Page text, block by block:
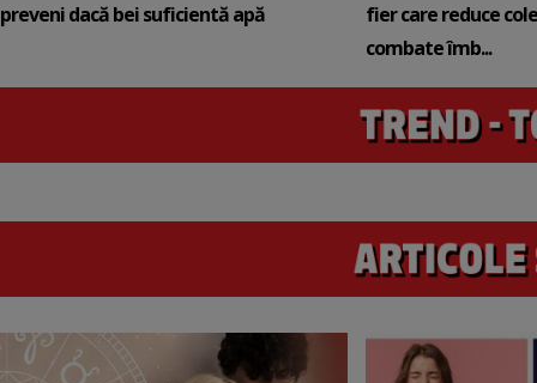
preveni dacă bei suficientă apă
fier care reduce
combate îmb...